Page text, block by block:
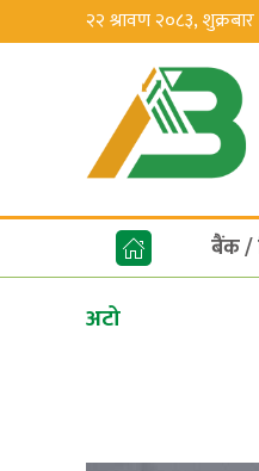
२२ श्रावण २०८३,
बैंक /
अटो